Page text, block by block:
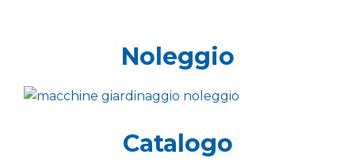
Noleggio
Catalogo